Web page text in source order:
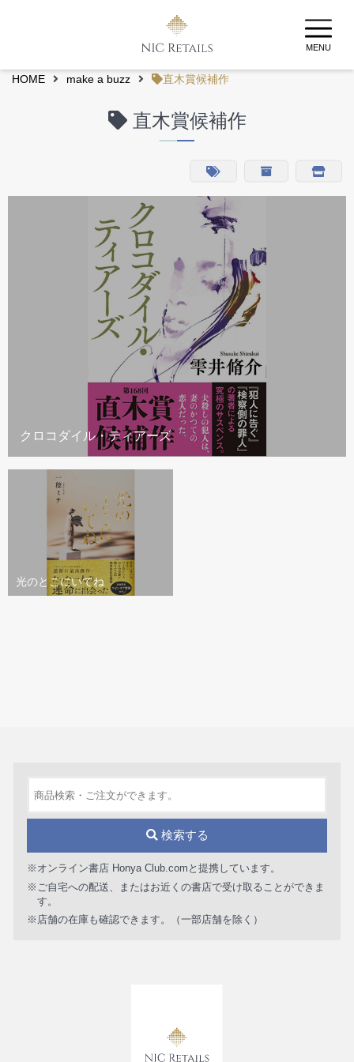
MENU
HOME make a buzz 直木賞候補作
直木賞候補作
クロコダイル・ティアーズ
光のとこにいてね
検索する
※オンライン書店 Honya Club.comと提携しています。
※ご自宅への配送、またはお近くの書店で受け取ることができま
す。
※店舗の在庫も確認できます。（一部店舗を除く）